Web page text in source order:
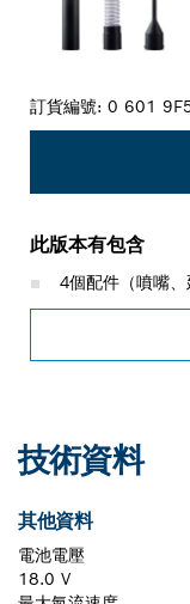
訂貨編號: 0 601
此版本有包含
4個配件（噴嘴、
技術資料
其他資料
電池電壓
18.0 V